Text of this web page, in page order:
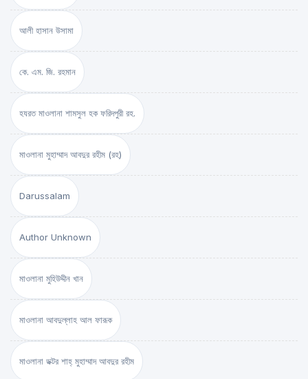
আলী হাসান উসামা
কে. এম. জি. রহমান
হযরত মাওলানা শামসুল হক ফরিদপুরী রহ.
মাওলানা মুহাম্মাদ আবদুর রহীম (রহ)
Darussalam
Author Unknown
মাওলানা মুহিউদ্দীন খান
মাওলানা আবদুল্লাহ আল ফারূক
মাওলানা ডক্টর শাহ্‌ মুহাম্মাদ আবদুর রহীম